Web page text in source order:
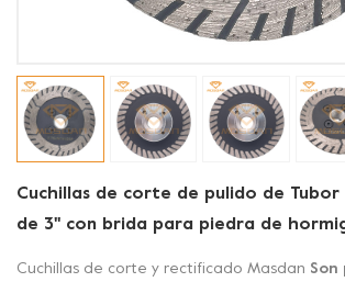
Cuchillas de corte de pulido de
de 3'' con brida para piedra de
Cuchillas de corte y rectificado Masdan Son